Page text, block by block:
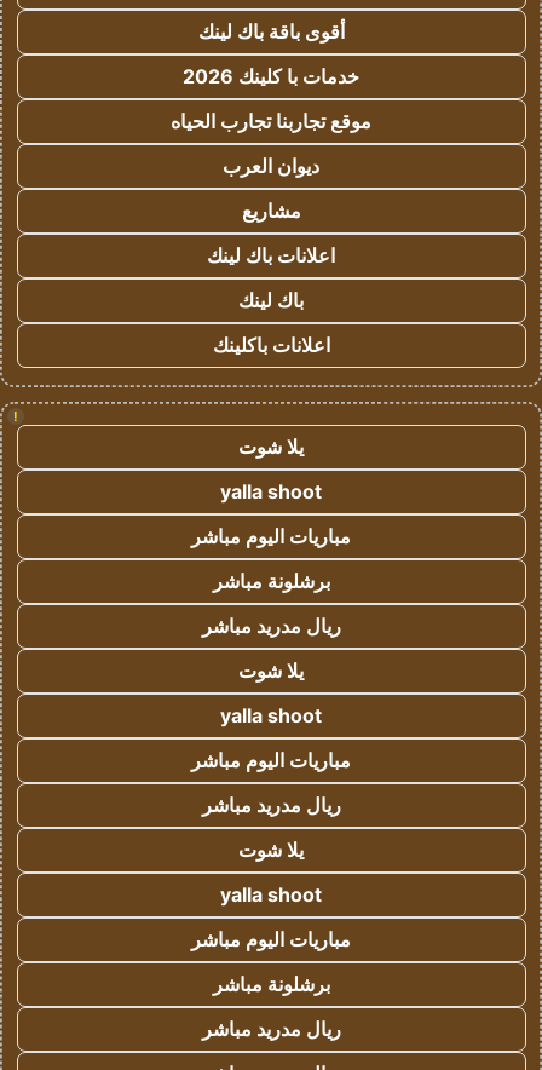
أقوى باقة باك لينك
خدمات با كلينك 2026
موقع تجاربنا تجارب الحياه
ديوان العرب
مشاريع
اعلانات باك لينك
باك لينك
اعلانات باكلينك
!
يلا شوت
yalla shoot
مباريات اليوم مباشر
برشلونة مباشر
ريال مدريد مباشر
يلا شوت
yalla shoot
مباريات اليوم مباشر
ريال مدريد مباشر
يلا شوت
yalla shoot
مباريات اليوم مباشر
برشلونة مباشر
ريال مدريد مباشر